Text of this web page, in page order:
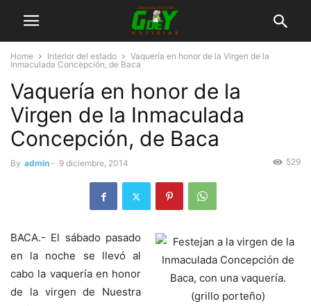
Home Interior del estado
Vaquería en honor de la Virgen de la
Inmaculada Concepción, de Baca
Vaquería en honor de la
Virgen de la Inmaculada
Concepción, de Baca
By admin - 9 diciembre, 2014 529
BACA.- El sábado pasado
en la noche se llevó al
cabo la vaquería en honor
de la virgen de Nuestra